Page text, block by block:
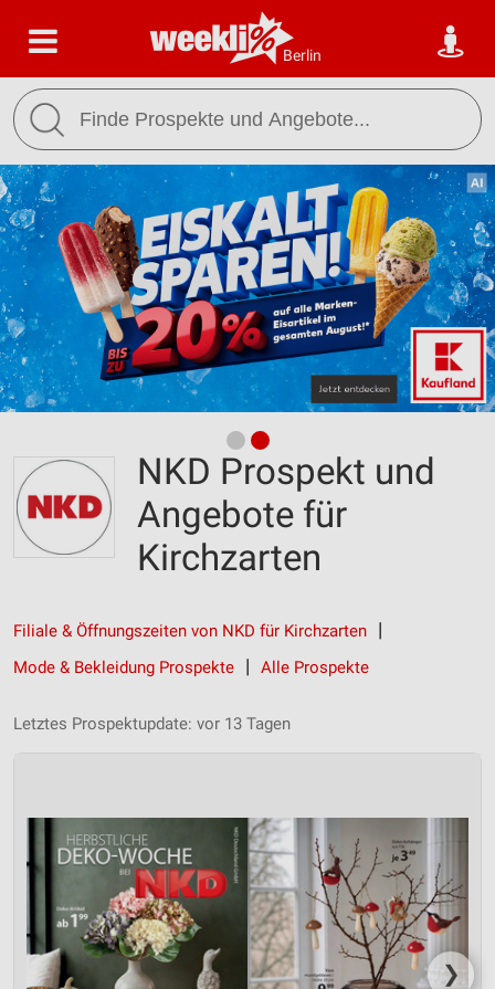
Berlin
NKD Prospekt und
Angebote für
Kirchzarten
Filiale & Öffnungszeiten von NKD für Kirchzarten
Mode & Bekleidung Prospekte
Alle Prospekte
Letztes Prospektupdate: vor 13 Tagen
❯